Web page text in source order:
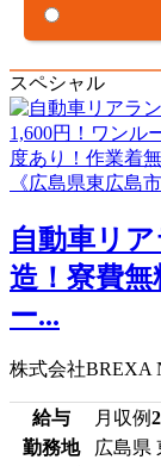
スペシャル
自動車リ
造！寮費
ー...
株式会社BREXA
給与 月収例
勤務地
広島県